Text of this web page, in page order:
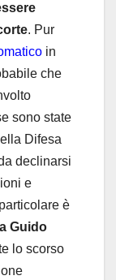
. Pur
in
che
sono state
Difesa
declinarsi
e
è
Guido
lo scorso